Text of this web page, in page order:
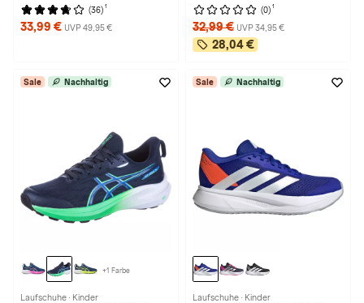
(36) 1
33,99 € UVP 49,95 €
(0) 1
32,99 € UVP 34,95 €
28,04 €
Sale Nachhaltig
+1 Farbe
Laufschuhe · Kinder
Sale Nachhaltig
Laufschuhe · Kinder